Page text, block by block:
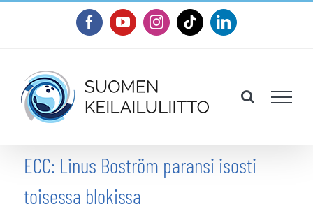
FacebookYouTubeInstagram
TiktokLinkedIn
ECC: Linus Boström paransi isosti
toisessa blokissa